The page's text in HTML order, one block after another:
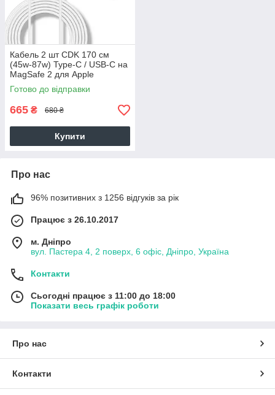
Кабель 2 шт CDK 170 см
(45w-87w) Type-C / USB-C на
MagSafe 2 для Apple
MacBook (013132) (white)
Готово до відправки
665 ₴ 680 ₴
Купити
Про нас
96% позитивних з 1256 відгуків за рік
Працює з 26.10.2017
м. Дніпро
вул. Пастера 4, 2 поверх, 6 офіс, Дніпро, Україна
Контакти
Сьогодні працює з 11:00 до 18:00
Показати весь графік роботи
Про нас
Контакти